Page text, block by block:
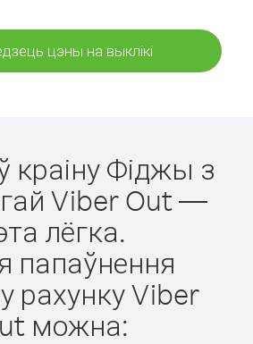
цэны на выклікі
краіну Фіджы з
Viber Out —
лёгка.
папаўнення
рахунку Viber
можна: